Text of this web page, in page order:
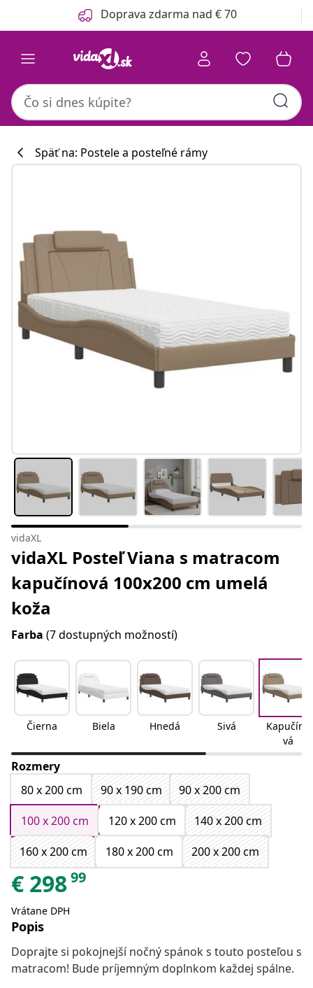
Predchádzajúce Doprava zdarma nad € 70
Späť na: Postele a posteľné rámy
vidaXL
vidaXL Posteľ Viana s matracom
kapučínová 100x200 cm umelá
koža
Farba (7 dostupných možností)
Čierna Biela Hnedá Sivá
Kapučíno
vá
Rozmery
80 x 200 cm
90 x 190 cm
90 x 200 cm
100 x 200 cm
120 x 200 cm
140 x 200 cm
160 x 200 cm
180 x 200 cm 200 x 200 cm
€ 29899
Vrátane DPH
Popis
Doprajte si pokojnejší nočný spánok s touto posteľou s
matracom! Bude príjemným doplnkom každej spálne.